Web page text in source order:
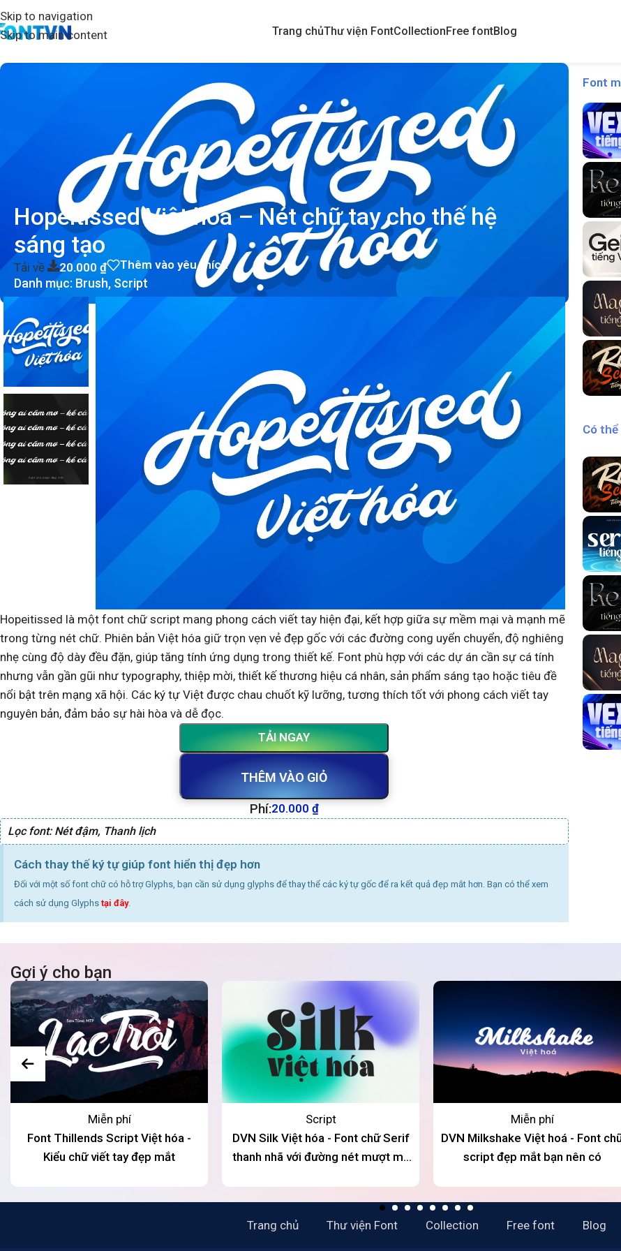
Skip to navigation
Skip to main content
Trang chủThư viện FontCollectionFree fontBlog
Hopeitissed Việt hóa – Nét chữ tay cho thế hệ
sáng tạo
Tải về 20.000 ₫ Thêm vào yêu thích
Danh mục: Brush, Script
Hopeitissed là một font chữ script mang phong cách viết tay hiện đại, kết hợp giữa sự mềm mại và mạnh mẽ
trong từng nét chữ. Phiên bản Việt hóa giữ trọn vẹn vẻ đẹp gốc với các đường cong uyển chuyển, độ nghiêng
nhẹ cùng độ dày đều đặn, giúp tăng tính ứng dụng trong thiết kế. Font phù hợp với các dự án cần sự cá tính
nhưng vẫn gần gũi như typography, thiệp mời, thiết kế thương hiệu cá nhân, sản phẩm sáng tạo hoặc tiêu đề
nổi bật trên mạng xã hội. Các ký tự Việt được chau chuốt kỹ lưỡng, tương thích tốt với phong cách viết tay
nguyên bản, đảm bảo sự hài hòa và dễ đọc.
THÊM VÀO GIỎ
TẢI NGAY
Phí:20.000 ₫
Lọc font: Nét đậm, Thanh lịch
Cách thay thế ký tự giúp font hiển thị đẹp hơn
Đối với một số font chữ có hỗ trợ Glyphs, bạn cần sử dụng glyphs để thay thể các ký tự gốc để ra kết quả đẹp mắt hơn. Bạn có thể xem
cách sử dụng Glyphs tại đây.
Font
Có
Gợi ý cho bạn
Miễn phí
Font Thillends Script Việt hóa -
Kiểu chữ viết tay đẹp mắt
Script
DVN Silk Việt hóa - Font chữ Serif
thanh nhã với đường nét mượt mà
Miễn phí
DVN Milkshake Việt hoá - Font
script đẹp mắt bạn nên có
Trang chủ Thư viện Font Collection Free font Blog